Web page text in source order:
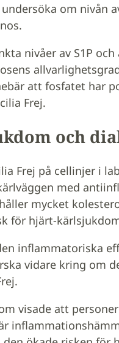
om nivån
nivåer av S1P
att fosfatet har
Frej.
och
Frej på cellinjer i
med
mycket
för hjärt-
inflammatoriska
vidare kring om
visade att